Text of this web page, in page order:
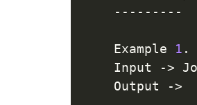
-- -- -- -- -
    Example
1 .
    Input
->
    Output
->